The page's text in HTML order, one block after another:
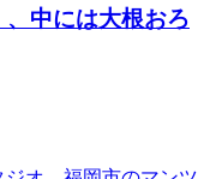
中には大根おろ